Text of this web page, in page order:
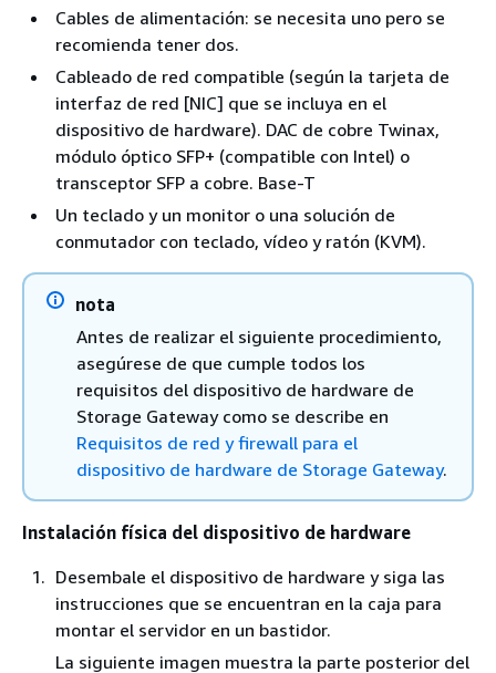
Cables de alimentación: se necesita uno pero se
recomienda tener dos.
Cableado de red compatible (según la tarjeta de
interfaz de red [NIC] que se incluya en el
dispositivo de hardware). DAC de cobre Twinax,
módulo óptico SFP+ (compatible con Intel) o
transceptor SFP a cobre. Base-T
Un teclado y un monitor o una solución de
conmutador con teclado, vídeo y ratón (KVM).
nota
Antes de realizar el siguiente procedimiento,
asegúrese de que cumple todos los
requisitos del dispositivo de hardware de
Storage Gateway como se describe en
Requisitos de red y firewall para el
dispositivo de hardware de Storage Gateway.
Instalación física del dispositivo de hardware
Desembale el dispositivo de hardware y siga las
instrucciones que se encuentran en la caja para
montar el servidor en un bastidor.
La siguiente imagen muestra la parte posterior del